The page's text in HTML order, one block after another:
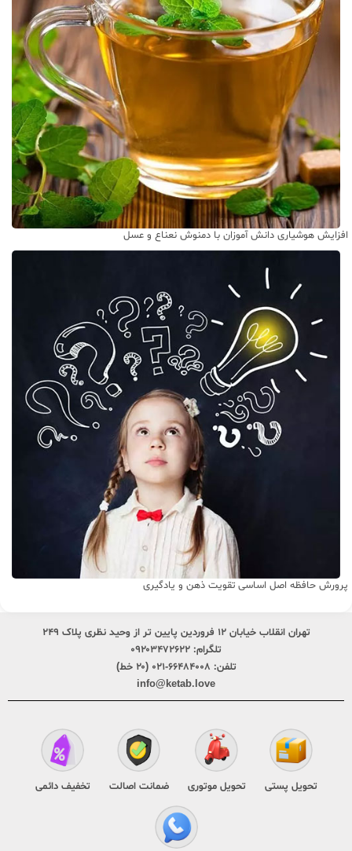
افزایش هوشیاری دانش آموزان با دمنوش نعناع و عسل
پرورش حافظه اصل اساسی تقویت ذهن و یادگیری
تهران انقلاب خیابان ۱۲ فروردین پایین تر از وحید نظری پلاک ۲۴۹
تلگرام: ۰۹۲۰۳۴۷۲۶۲۲
تلفن: ۶۶۴۸۴۰۰۸-۰۲۱ (۲۰ خط)
info@ketab.love
تحویل پستی تحویل موتوری ضمانت اصالت تخفیف دائمی